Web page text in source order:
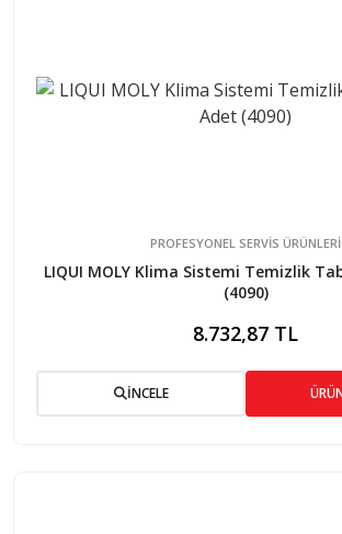
PROFESYONEL SERVIS ÜRÜNLERI
LIQUI MOLY Klima Sistemi Temizlik
(4090)
8.732,87 TL
İNCELE